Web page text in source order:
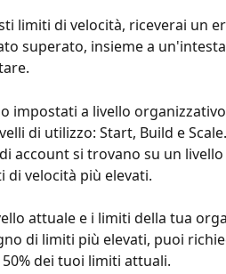
limiti di velocità, riceverai un
superato, insieme a
impostati a livello
di utilizzo: Start, Build e
account si trovano su un
velocità più elevati.
attuale e i limiti della tua
di limiti più elevati, puoi
dei tuoi limiti attuali.